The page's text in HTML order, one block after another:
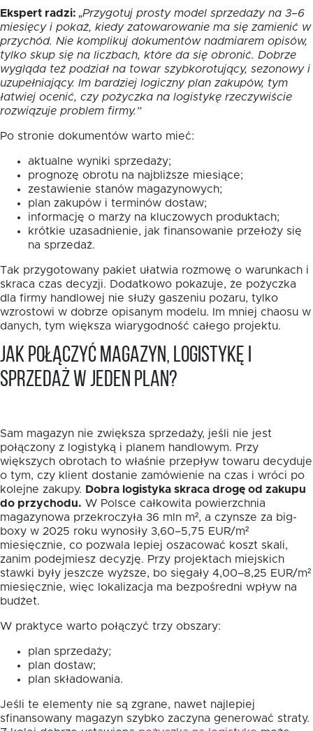
Ekspert radzi: „Przygotuj prosty model sprzedaży na 3–6
miesięcy i pokaż, kiedy zatowarowanie ma się zamienić w
przychód. Nie komplikuj dokumentów nadmiarem opisów,
tylko skup się na liczbach, które da się obronić. Dobrze
wygląda też podział na towar szybkorotujący, sezonowy i
uzupełniający. Im bardziej logiczny plan zakupów, tym
łatwiej ocenić, czy pożyczka na logistykę rzeczywiście
rozwiązuje problem firmy.”
Po stronie dokumentów warto mieć:
aktualne wyniki sprzedaży;
prognozę obrotu na najbliższe miesiące;
zestawienie stanów magazynowych;
plan zakupów i terminów dostaw;
informację o marży na kluczowych produktach;
krótkie uzasadnienie, jak finansowanie przełoży się
na sprzedaż.
Tak przygotowany pakiet ułatwia rozmowę o warunkach i
skraca czas decyzji. Dodatkowo pokazuje, że pożyczka
dla firmy handlowej nie służy gaszeniu pożaru, tylko
wzrostowi w dobrze opisanym modelu. Im mniej chaosu w
danych, tym większa wiarygodność całego projektu.
Jak połączyć magazyn, logistykę i
sprzedaż w jeden plan?
Sam magazyn nie zwiększa sprzedaży, jeśli nie jest
połączony z logistyką i planem handlowym. Przy
większych obrotach to właśnie przepływ towaru decyduje
o tym, czy klient dostanie zamówienie na czas i wróci po
kolejne zakupy. Dobra logistyka skraca drogę od zakupu
do przychodu. W Polsce całkowita powierzchnia
magazynowa przekroczyła 36 mln m², a czynsze za big-
boxy w 2025 roku wynosiły 3,60–5,75 EUR/m²
miesięcznie, co pozwala lepiej oszacować koszt skali,
zanim podejmiesz decyzję. Przy projektach miejskich
stawki były jeszcze wyższe, bo sięgały 4,00–8,25 EUR/m²
miesięcznie, więc lokalizacja ma bezpośredni wpływ na
budżet.
W praktyce warto połączyć trzy obszary:
plan sprzedaży;
plan dostaw;
plan składowania.
Jeśli te elementy nie są zgrane, nawet najlepiej
sfinansowany magazyn szybko zaczyna generować straty.